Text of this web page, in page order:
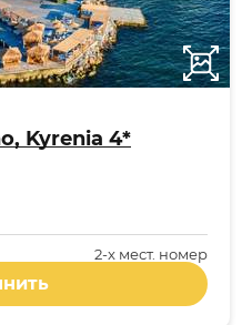
Kyrenia 4*
2-x мест. номер